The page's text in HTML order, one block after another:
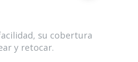
su cobertura
y retocar.